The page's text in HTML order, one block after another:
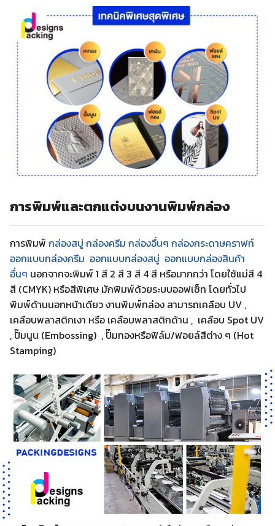
การพิมพ์และตกแต่งบนงานพิมพ์กล่อง
การพิมพ์ กล่องสบู่ กล่องครีม กล่องอื่นๆ กล่องกระดาษคราฟท์
ออกแบบกล่องครีม ออกแบบกล่องสบู่ ออกแบบกล่องสินค้า
อื่นๆ นอกจากจะพิมพ์ 1 สี 2 สี 3 สี 4 สี หรือมากกว่า โดยใช้แม่สี 4
สี (CMYK) หรือสีพิเศษ มักพิมพ์ด้วยระบบออฟเซ็ท โดยทั่วไป
พิมพ์ด้านนอกหน้าเดียว งานพิมพ์กล่อง สามารถเคลือบ UV ,
เคลือบพลาสติกเงา หรือ เคลือบพลาสติกด้าน , เคลือบ Spot UV
, ปั๊มนูน (Embossing) , ปั๊มทองหรือฟิล์ม/ฟอยล์สีต่าง ๆ (Hot
Stamping)